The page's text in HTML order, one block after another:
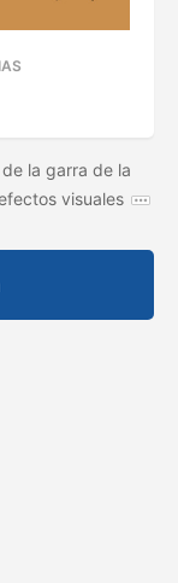
la garra de la
visuales